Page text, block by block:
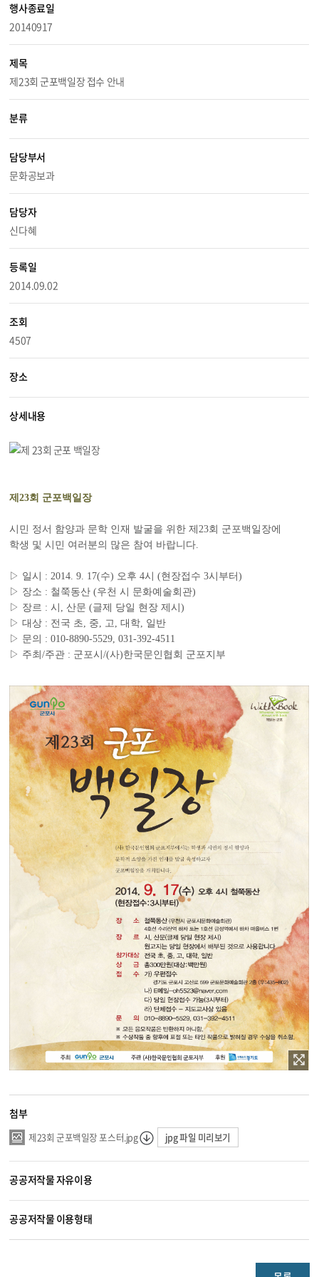
행사종료일
20140917
제목
제23회 군포백일장 접수 안내
분류
담당부서
문화공보과
담당자
신다혜
등록일
2014.09.02
조회
4507
장소
상세내용
제23회 군포백일장
시민 정서 함양과 문학 인재 발굴을 위한 제23회 군포백일장에
학생 및 시민 여러분의 많은 참여 바랍니다.
▷ 일시 : 2014. 9. 17(수) 오후 4시 (현장접수 3시부터)
▷ 장소 : 철쭉동산 (우천 시 문화예술회관)
▷ 장르 : 시, 산문 (글제 당일 현장 제시)
▷ 대상 : 전국 초, 중, 고, 대학, 일반
▷ 문의 : 010-8890-5529, 031-392-4511
▷ 주최/주관 : 군포시/(사)한국문인협회 군포지부
첨부
제23회 군포백일장 포스터.jpg jpg 파일 미리보기
공공저작물 자유이용
공공저작물 이용형태